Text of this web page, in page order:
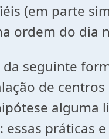
(em parte
ordem do dia
seguinte
de
alguma
essas práticas